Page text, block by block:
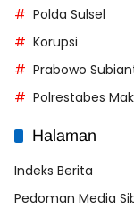
Polda Sulsel
Korupsi
Prabowo
Polrestabes
Halaman
Indeks Berita
Pedoman Media